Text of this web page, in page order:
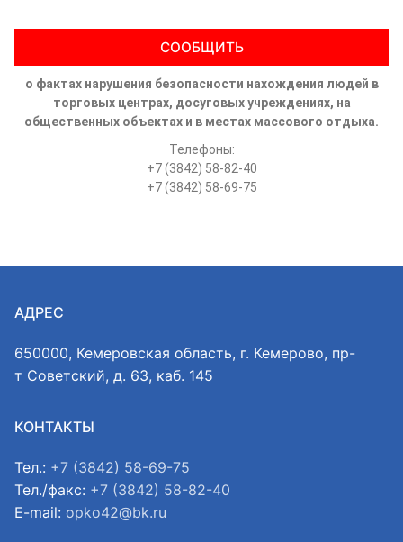
СООБЩИТЬ
о фактах нарушения безопасности нахождения людей в
торговых центрах, досуговых учреждениях, на
общественных объектах и в местах массового отдыха.
Телефоны:
+7 (3842) 58-82-40
+7 (3842) 58-69-75
АДРЕС
650000, Кемеровская область, г. Кемерово, пр-
т Советский, д. 63, каб. 145
КОНТАКТЫ
Тел.: +7 (3842) 58-69-75
Тел./факс: +7 (3842) 58-82-40
E-mail: opko42@bk.ru